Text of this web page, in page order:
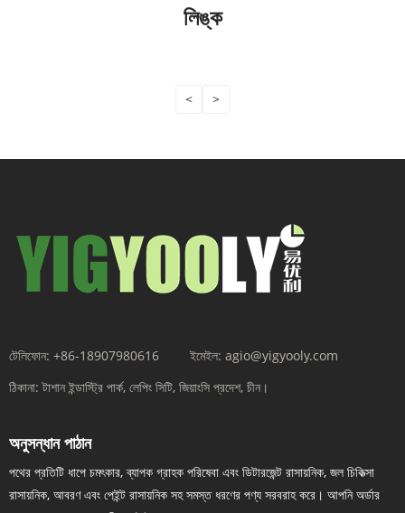
লিঙ্ক
< >
টেলিফোন: +86-18907980616 ইমেইল: agio@yigyooly.com
ঠিকানা: টাশান ইন্ডাস্ট্রি পার্ক, লেপিং সিটি, জিয়াংসি প্রদেশ, চীন।
অনুসন্ধান পাঠান
পথের প্রতিটি ধাপে চমৎকার, ব্যাপক গ্রাহক পরিষেবা এবং ডিটারজেন্ট রাসায়নিক, জল চিকিত্সা
রাসায়নিক, আবরণ এবং পেইন্ট রাসায়নিক সহ সমস্ত ধরণের পণ্য সরবরাহ করে। আপনি অর্ডার